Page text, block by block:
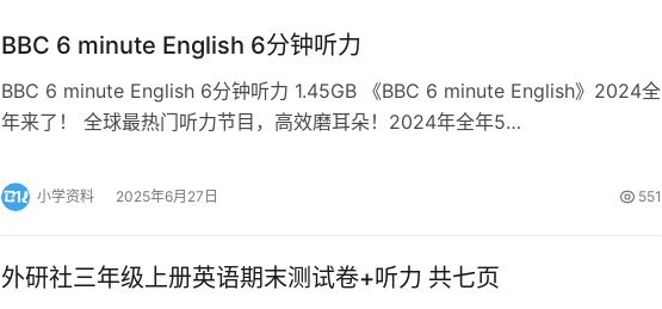
BBC 6 minute English 6分钟听力
BBC 6 minute English 6分钟听力 1.45GB 《BBC 6 minute English》2024全
年来了！ 全球最热门听力节目，高效磨耳朵！2024年全年5…
小学资料 2025年6月27日 551
外研社三年级上册英语期末测试卷+听力 共七页